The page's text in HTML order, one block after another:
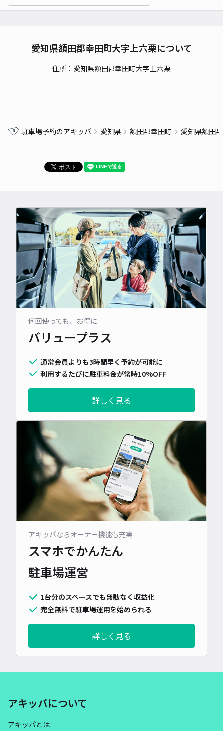
愛知県額田郡幸田町大字上六栗について
住所：愛知県額田郡幸田町大字上六栗
駐車場予約のアキッパ 愛知県 額田郡幸田町 愛知県額田
何回使っても、お得に
バリュープラス
通常会員よりも3時間早く予約が可能に
利用するたびに駐車料金が常時10%OFF
詳しく見る
アキッパならオーナー機能も充実
スマホでかんたん
駐車場運営
1台分のスペースでも無駄なく収益化
完全無料で駐車場運用を始められる
詳しく見る
アキッパについて
アキッパとは